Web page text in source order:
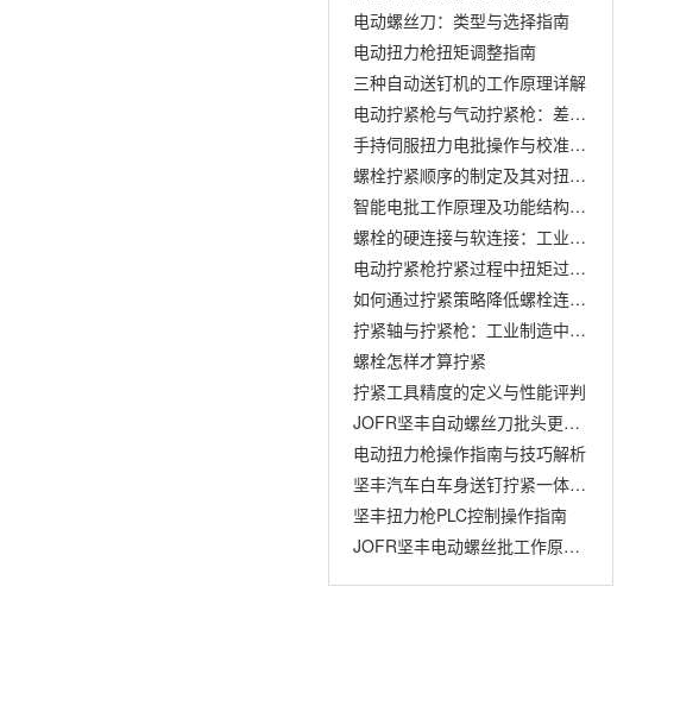
电动螺丝刀：类型与选择指南
电动扭力枪扭矩调整指南
三种自动送钉机的工作原理详解
电动拧紧枪与气动拧紧枪：差异与应用对比
手持伺服扭力电批操作与校准全面指南
螺栓拧紧顺序的制定及其对扭矩衰减的影响
智能电批工作原理及功能结构概述
螺栓的硬连接与软连接：工业拧紧工艺的关键概念
电动拧紧枪拧紧过程中扭矩过大的解决方案
如何通过拧紧策略降低螺栓连接的扭矩衰减：确保结构稳固的秘诀
拧紧轴与拧紧枪：工业制造中的两大拧紧利器
螺栓怎样才算拧紧
拧紧工具精度的定义与性能评判
JOFR坚丰自动螺丝刀批头更换指南
电动扭力枪操作指南与技巧解析
坚丰汽车白车身送钉拧紧一体化解决方案
坚丰扭力枪PLC控制操作指南
JOFR坚丰电动螺丝批工作原理解析